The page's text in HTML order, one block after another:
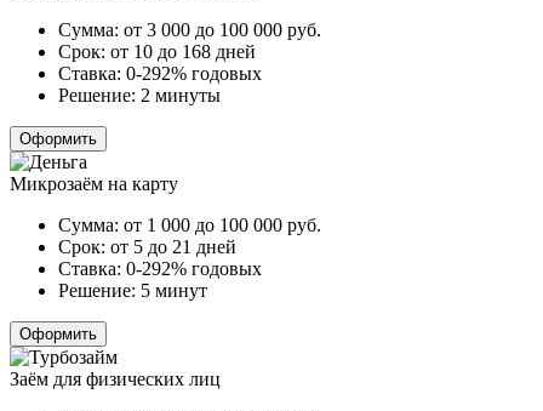
Сумма: от 3 000 до 100 000 руб.
Срок: от 10 до 168 дней
Ставка: 0-292% годовых
Решение: 2 минуты
Оформить
Микрозаём на карту
Сумма: от 1 000 до 100 000 руб.
Срок: от 5 до 21 дней
Ставка: 0-292% годовых
Решение: 5 минут
Оформить
Заём для физических лиц